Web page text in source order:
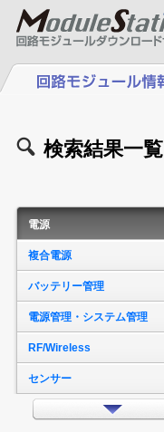
検索結果一覧
電源
複合電源
バッテリー管理
電源管理・システム管理
RF/Wireless
センサー
インターフェイス